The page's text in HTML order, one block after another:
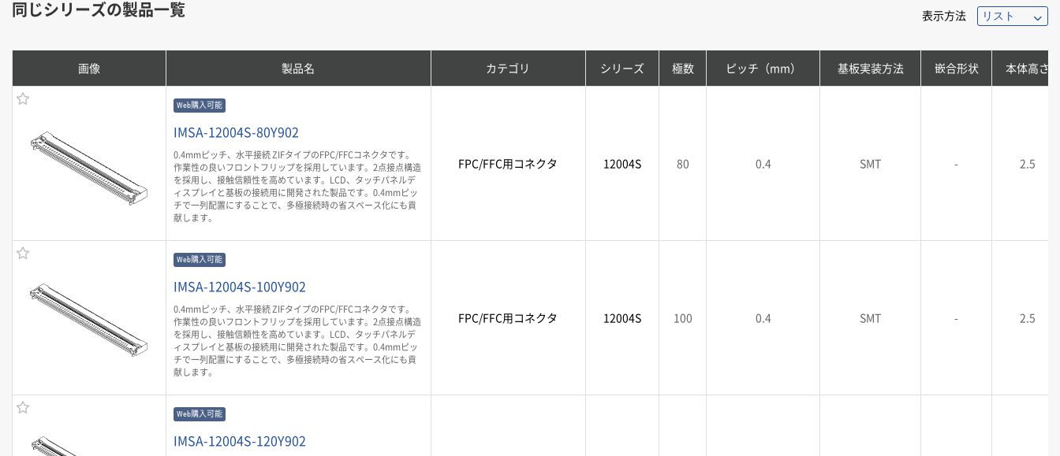
同じシリーズの製品一覧 表示方法
画像 製品名 カテゴリ シリーズ 極数 ピッチ（mm） 基板実装方法 嵌合形状 本体高さ
Web購入可能
IMSA-12004S-80Y902
0.4mmピッチ、水平接続 ZIFタイプのFPC/FFCコネクタです。
作業性の良いフロントフリップを採用しています。2点接点構造
を採用し、接触信頼性を高めています。LCD、タッチパネルデ
ィスプレイと基板の接続用に開発された製品です。0.4mmピッ
チで一列配置にすることで、多極接続時の省スペース化にも貢
献します。
FPC/FFC用コネクタ 12004S 80 0.4 SMT - 2.5
Web購入可能
IMSA-12004S-100Y902
0.4mmピッチ、水平接続 ZIFタイプのFPC/FFCコネクタです。
作業性の良いフロントフリップを採用しています。2点接点構造
を採用し、接触信頼性を高めています。LCD、タッチパネルデ
ィスプレイと基板の接続用に開発された製品です。0.4mmピッ
チで一列配置にすることで、多極接続時の省スペース化にも貢
献します。
FPC/FFC用コネクタ 12004S 100 0.4 SMT - 2.5
Web購入可能
IMSA-12004S-120Y902